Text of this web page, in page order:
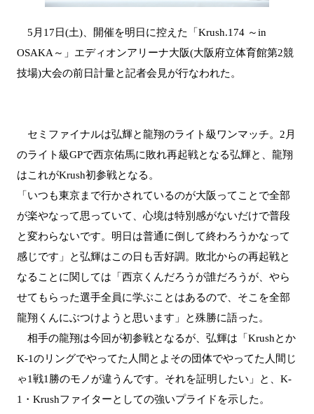
5月17日(土)、開催を明日に控えた「Krush.174 ～in
OSAKA～」エディオンアリーナ大阪(大阪府立体育館第2競
技場)大会の前日計量と記者会見が行なわれた。
セミファイナルは弘輝と龍翔のライト級ワンマッチ。2月
のライト級GPで西京佑馬に敗れ再起戦となる弘輝と、龍翔
はこれがKrush初参戦となる。
「いつも東京まで行かされているのが大阪ってことで全部
が楽やなって思っていて、心境は特別感がないだけで普段
と変わらないです。明日は普通に倒して終わろうかなって
感じです」と弘輝はこの日も舌好調。敗北からの再起戦と
なることに関しては「西京くんだろうが誰だろうが、やら
せてもらった選手全員に学ぶことはあるので、そこを全部
龍翔くんにぶつけようと思います」と殊勝に語った。
相手の龍翔は今回が初参戦となるが、弘輝は「Krushとか
K-1のリングでやってた人間とよその団体でやってた人間じ
ゃ1戦1勝のモノが違うんです。それを証明したい」と、K-
1・Krushファイターとしての強いプライドを示した。